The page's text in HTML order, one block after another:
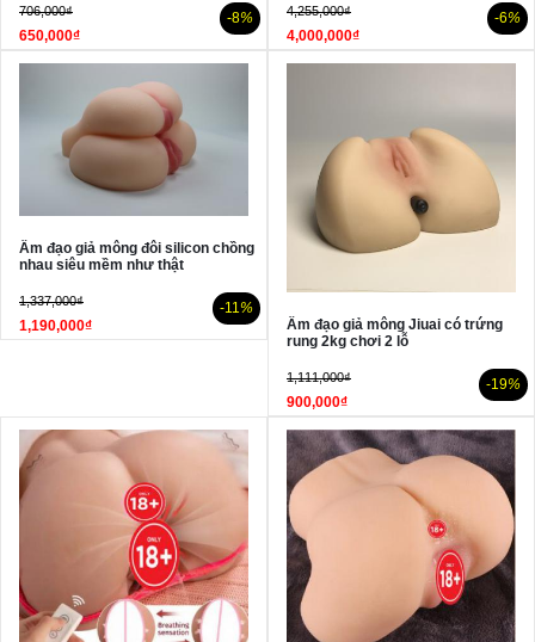
706,000₫
650,000₫
-8% 4,255,000₫
4,000,000₫
-6%
Âm đạo giả mông đôi silicon chồng
nhau siêu mềm như thật
1,337,000₫
1,190,000₫
-11%
Âm đạo giả mông Jiuai có trứng
rung 2kg chơi 2 lỗ
1,111,000₫
900,000₫
-19%